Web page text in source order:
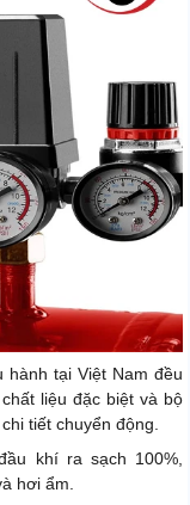
hành tại Việt Nam đều
liệu đặc biệt và bộ
tiết chuyển động.
khí ra sạch 100%,
hơi ẩm.